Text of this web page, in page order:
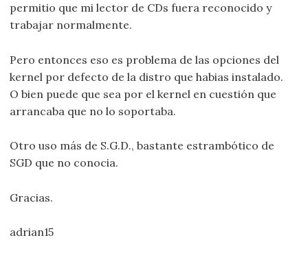
permitio que mi lector de CDs fuera reconocido y
trabajar normalmente.
Pero entonces eso es problema de las opciones del
kernel por defecto de la distro que habias instalado.
O bien puede que sea por el kernel en cuestión que
arrancaba que no lo soportaba.
Otro uso más de S.G.D., bastante estrambótico de
SGD que no conocia.
Gracias.
adrian15